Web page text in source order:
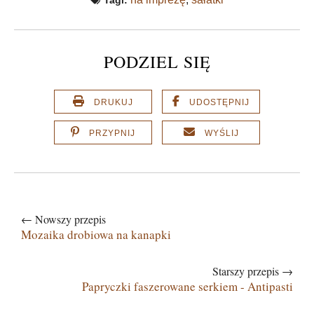
PODZIEL SIĘ
DRUKUJ UDOSTĘPNIJ
PRZYPNIJ WYŚLIJ
← Nowszy przepis
Mozaika drobiowa na kanapki
Starszy przepis →
Papryczki faszerowane serkiem - Antipasti